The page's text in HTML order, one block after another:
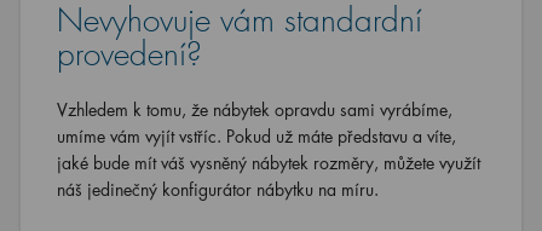
Nevyhovuje vám standardní
provedení?
Vzhledem k tomu, že nábytek opravdu sami vyrábíme,
umíme vám vyjít vstříc. Pokud už máte představu a víte,
jaké bude mít váš vysněný nábytek rozměry, můžete využít
náš jedinečný konfigurátor nábytku na míru.